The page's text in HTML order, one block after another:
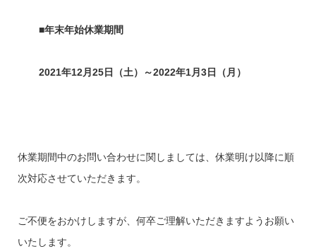
■年末年始休業期間
2021年12月25日（土）～2022年1月3日（月）
休業期間中のお問い合わせに関しましては、休業明け以降に順
次対応させていただきます。
ご不便をおかけしますが、何卒ご理解いただきますようお願い
いたします。